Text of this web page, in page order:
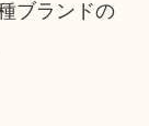
ブランドの